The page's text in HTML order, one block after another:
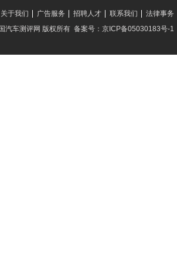
法律事务
联系我们
招聘人才
广告服务
关于我们
汽车测评网 版权所有 备案号：京ICP备05030183号-1